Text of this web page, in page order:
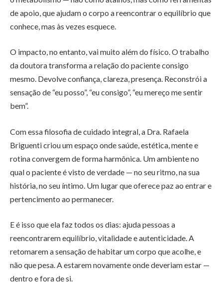
de apoio, que ajudam o corpo a reencontrar o equilíbrio que
conhece, mas às vezes esquece.
O impacto, no entanto, vai muito além do físico. O trabalho
da doutora transforma a relação do paciente consigo
mesmo. Devolve confiança, clareza, presença. Reconstrói a
sensação de “eu posso”, “eu consigo”, “eu mereço me sentir
bem”.
Com essa filosofia de cuidado integral, a Dra. Rafaela
Briguenti criou um espaço onde saúde, estética, mente e
rotina convergem de forma harmônica. Um ambiente no
qual o paciente é visto de verdade — no seu ritmo, na sua
história, no seu íntimo. Um lugar que oferece paz ao entrar e
pertencimento ao permanecer.
E é isso que ela faz todos os dias: ajuda pessoas a
reencontrarem equilíbrio, vitalidade e autenticidade. A
retomarem a sensação de habitar um corpo que acolhe, e
não que pesa. A estarem novamente onde deveriam estar —
dentro e fora de si.